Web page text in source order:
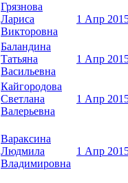
Грязнова
Лариса
Викторовна
1 Апр
Баландина
Татьяна
Васильевна
1 Апр
Кайгородова
Светлана
Валерьевна
1 Апр
Вараксина
Людмила
Владимировна
1 Апр